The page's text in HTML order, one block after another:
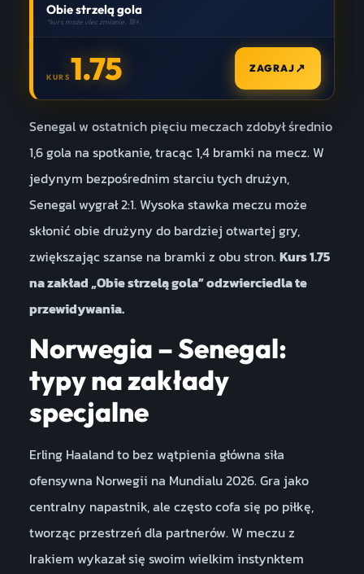
Obie strzelą gola
*kurs może ulec zmianie. 18+.
KURS1.75 ZAGRAJ ↗
Senegal w ostatnich pięciu meczach zdobył średnio
1,6 gola na spotkanie, tracąc 1,4 bramki na mecz. W
jedynym bezpośrednim starciu tych drużyn,
Senegal wygrał 2:1. Wysoka stawka meczu może
skłonić obie drużyny do bardziej otwartej gry,
zwiększając szanse na bramki z obu stron.Kurs 1.75
na zakład „Obie strzelą gola” odzwierciedla te
przewidywania.
Norwegia – Senegal:
typy na zakłady
specjalne
Erling Haaland to bez wątpienia główna siła
ofensywna Norwegii na Mundialu 2026. Gra jako
centralny napastnik, ale często cofa się po piłkę,
tworząc przestrzeń dla partnerów. W meczu z
Irakiem wykazał się swoim wielkim instynktem